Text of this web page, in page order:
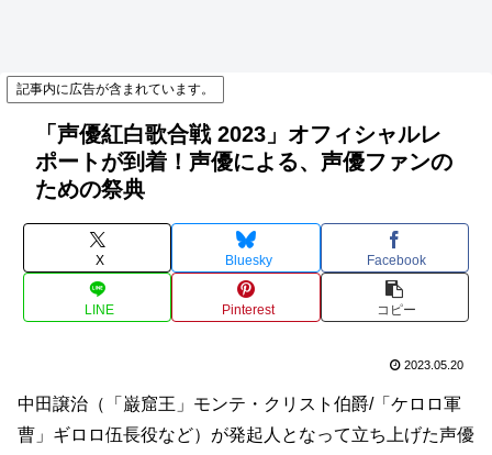
記事内に広告が含まれています。
「声優紅白歌合戦 2023」オフィシャルレ
ポートが到着！声優による、声優ファンの
ための祭典
X Bluesky Facebook
LINE Pinterest コピー
2023.05.20
中田譲治（「巌窟王」モンテ・クリスト伯爵/「ケロロ軍
曹」ギロロ伍長役など）が発起人となって立ち上げた声優